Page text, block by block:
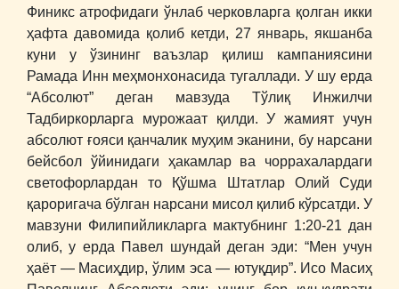
Финикс атрофидаги ўнлаб черковларга қолган икки
ҳафта давомида қолиб кетди, 27 январь, якшанба
куни у ўзининг ваъзлар қилиш кампаниясини
Рамада Инн меҳмонхонасида тугаллади. У шу ерда
“Абсолют” деган мавзуда Тўлиқ Инжилчи
Тадбиркорларга мурожаат қилди. У жамият учун
абсолют ғояси қанчалик муҳим эканини, бу нарсани
бейсбол ўйинидаги ҳакамлар ва чоррахалардаги
светофорлардан то Қўшма Штатлар Олий Суди
қароригача бўлган нарсани мисол қилиб кўрсатди. У
мавзуни Филипийликларга мактубнинг 1:20-21 дан
олиб, у ерда Павел шундай деган эди: “Мен учун
ҳаёт ― Масиҳдир, ўлим эса ― ютуқдир”. Исо Масиҳ